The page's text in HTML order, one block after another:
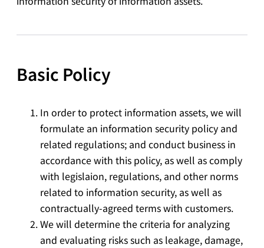
Basic Policy
In order to protect information assets, we will
formulate an information security policy and
related regulations; and conduct business in
accordance with this policy, as well as comply
with legislaion, regulations, and other norms
related to information security, as well as
contractually-agreed terms with customers.
We will determine the criteria for analyzing
and evaluating risks such as leakage, damage,